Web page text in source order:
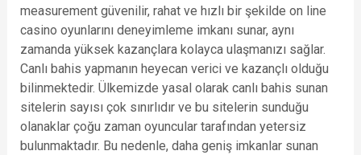
measurement güvenilir, rahat ve hızlı bir şekilde on line
casino oyunlarını deneyimleme imkanı sunar, aynı
zamanda yüksek kazançlara kolayca ulaşmanızı sağlar.
Canlı bahis yapmanın heyecan verici ve kazançlı olduğu
bilinmektedir. Ülkemizde yasal olarak canlı bahis sunan
sitelerin sayısı çok sınırlıdır ve bu sitelerin sunduğu
olanaklar çoğu zaman oyuncular tarafından yetersiz
bulunmaktadır. Bu nedenle, daha geniş imkanlar sunan